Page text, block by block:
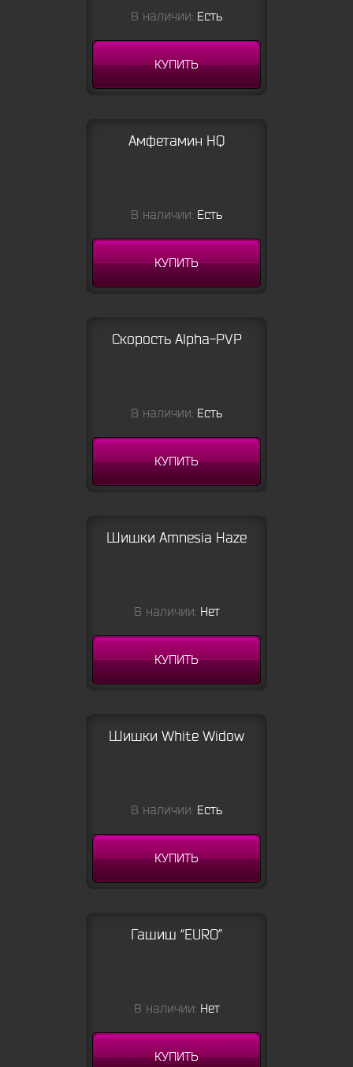
В наличии: Есть
КУПИТЬ
Амфетамин HQ
В наличии: Есть
КУПИТЬ
Скорость Alpha-PVP
В наличии: Есть
КУПИТЬ
Шишки Amnesia Haze
В наличии: Нет
КУПИТЬ
Шишки White Widow
В наличии: Есть
КУПИТЬ
Гашиш “EURO”
В наличии: Нет
КУПИТЬ